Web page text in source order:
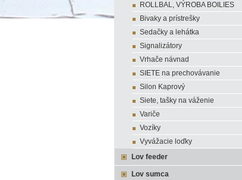
ROLLBAL, VÝROBA BOILIES
Bivaky a prístrešky
Sedačky a lehátka
Signalizátory
Vrhače návnad
SIETE na prechovávanie
Silon Kaprový
Siete, tašky na váženie
Variče
Vozíky
Vyvážacie loďky
Lov feeder
Lov sumca